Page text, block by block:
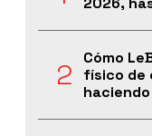
Cómo
físico de